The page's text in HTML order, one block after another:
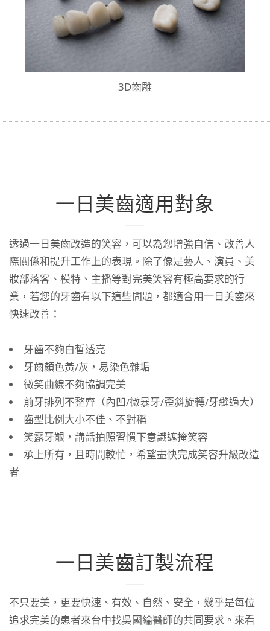
3D齒雕
一日美齒適用對象
透過一日美齒改造的笑容，可以為您增強自信、改善人
際關係和提升工作上的表現。除了像是藝人、演員、美
妝部落客、模特、主播等對完美笑容有極高要求的行
業，若您的牙齒有以下這些問題，都適合用一日美齒來
快速改善：
牙齒不夠白皙透亮
牙齒顏色黃/灰，易染色雜垢
微笑曲線不夠協調完美
前牙排列不整齊（內凹/微暴牙/歪斜旋轉/牙縫過大）
齒型比例大小不佳、不對稱
笑露牙齦，講話拍照習慣下意識遮掩笑容
承上所有，且時間較忙，希望盡快完成笑容升級改造
者
一日美齒訂製流程
不只要美，更要快速、有效、自然、安全，幾乎是每位
追求完美的患者來台中找吳國綸醫師的共同要求。來看